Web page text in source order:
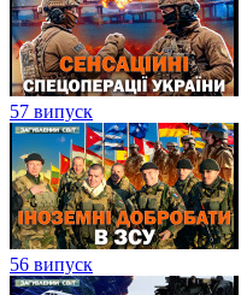
57 випуск
56 випуск